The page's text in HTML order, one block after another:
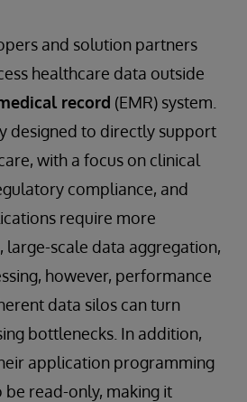
and solution partners
healthcare data outside
record (EMR) system.
designed to directly support
with a focus on clinical
compliance, and
require more
large-scale data aggregation,
however, performance
data silos can turn
bottlenecks. In addition,
application programming
be read-only, making it